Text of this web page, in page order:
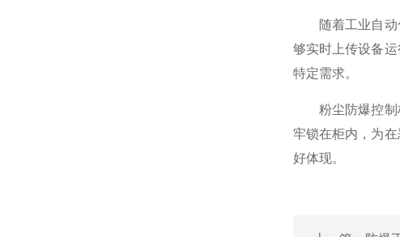
随着工业自动化
够实时上传设备
特定需求。
粉尘防爆控制柜
牢锁在柜内，为
好体现。